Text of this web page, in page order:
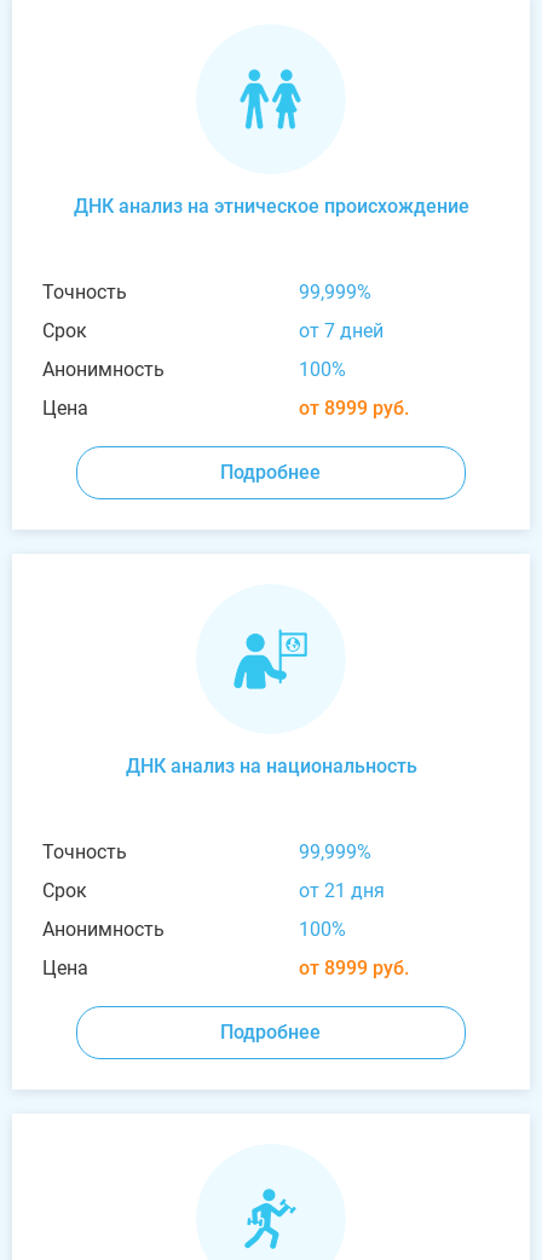
ДНК анализ на этническое происхождение
Точность
99,999%
Срок
от 7 дней
Анонимность
100%
Цена
от 8999 руб.
Подробнее
ДНК анализ на национальность
Точность
99,999%
Срок
от 21 дня
Анонимность
100%
Цена
от 8999 руб.
Подробнее